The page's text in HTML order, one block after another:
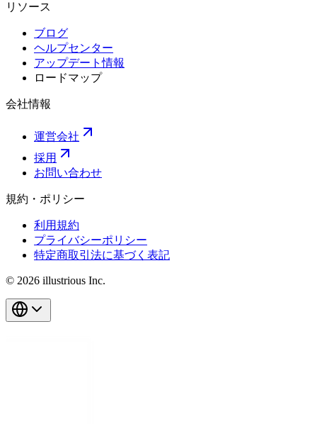
リソース
ブログ
ヘルプセンター
アップデート情報
ロードマップ
会社情報
運営会社
採用
お問い合わせ
規約・ポリシー
利用規約
プライバシーポリシー
特定商取引法に基づく表記
© 2026 illustrious Inc.